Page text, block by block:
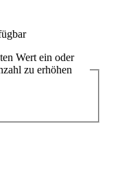
Wert ein oder
zu erhöhen